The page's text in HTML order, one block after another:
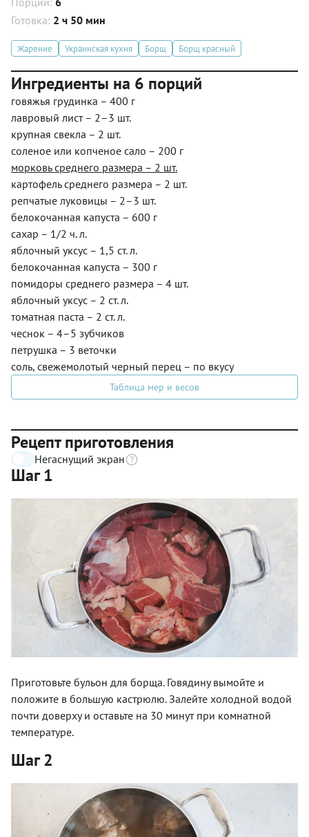
Готовка: 2 ч 50 мин
Жарение Украинская кухня Борщ Борщ красный
Ингредиенты на 6 порций
говяжья грудинка – 400 г
лавровый лист – 2–3 шт.
крупная свекла – 2 шт.
соленое или копченое сало – 200 г
морковь среднего размера – 2 шт.
картофель среднего размера – 2 шт.
репчатые луковицы – 2–3 шт.
белокочанная капуста – 600 г
сахар – 1/2 ч. л.
яблочный уксус – 1,5 ст. л.
белокочанная капуста – 300 г
помидоры среднего размера – 4 шт.
яблочный уксус – 2 ст. л.
томатная паста – 2 ст. л.
чеснок – 4–5 зубчиков
петрушка – 3 веточки
соль, свежемолотый черный перец – по вкусу
Таблица мер и весов
Рецепт приготовления
Негаснущий экран
Шаг 1
Приготовьте бульон для борща. Говядину вымойте и
положите в большую кастрюлю. Залейте холодной водой
почти доверху и оставьте на 30 минут при комнатной
температуре.
Шаг 2